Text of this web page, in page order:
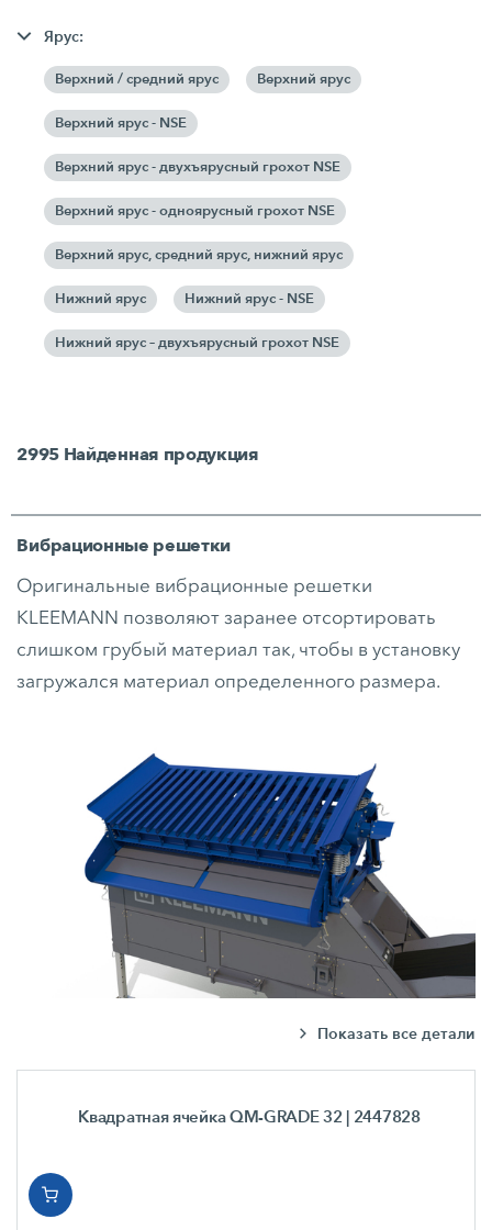
Ярус:
Верхний / средний ярус Верхний ярус
Верхний ярус - NSE
Верхний ярус - двухъярусный грохот NSE
Верхний ярус - одноярусный грохот NSE
Верхний ярус, средний ярус, нижний ярус
Нижний ярус Нижний ярус - NSE
Нижний ярус – двухъярусный грохот NSE
2995 Найденная продукция
Вибрационные решетки
Оригинальные вибрационные решетки
KLEEMANN позволяют заранее отсортировать
слишком грубый материал так, чтобы в установку
загружался материал определенного размера.
Показать все детали
Квадратная ячейка QM-GRADE 32 | 2447828